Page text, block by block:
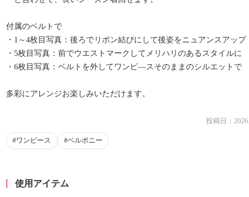
付属のベルトで
・1～4枚目写真：後ろでリボン結びにして後姿をニュアンスアップ
・5枚目写真：前でウエストマークしてメリハリのあるスタイルに
・6枚目写真：ベルトを外してワンピ―スそのままのシルエットで
多彩にアレンジお楽しみいただけます。
投稿日：
ワンピース ベルポニー
使用アイテム